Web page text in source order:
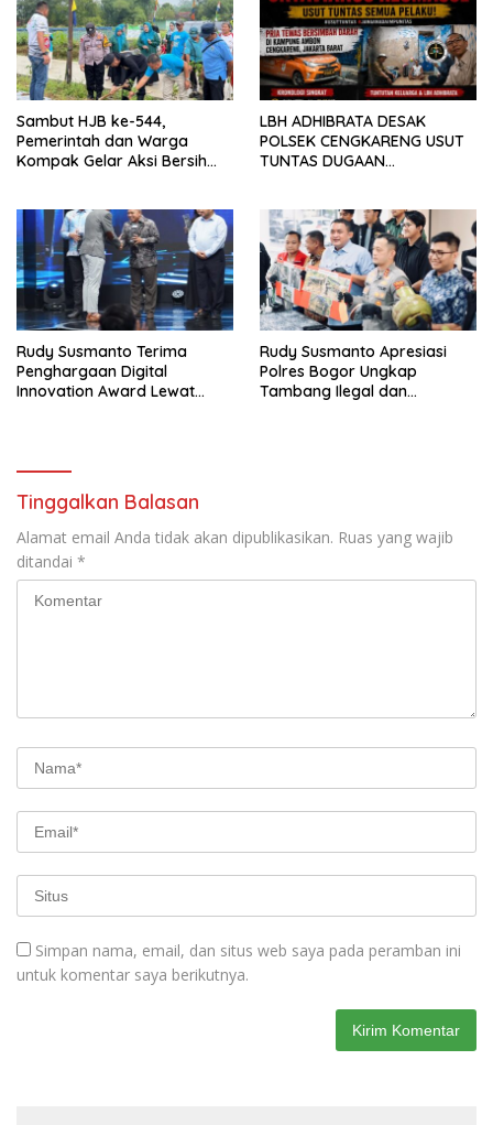
Sambut HJB ke-544,
Pemerintah dan Warga
Kompak Gelar Aksi Bersih
LBH ADHIBRATA DESAK
POLSEK CENGKARENG USUT
TUNTAS DUGAAN
Rudy Susmanto Terima
Penghargaan Digital
Innovation Award Lewat
Rudy Susmanto Apresiasi
Polres Bogor Ungkap
Tambang Ilegal dan
Tinggalkan Balasan
Alamat email Anda tidak akan dipublikasikan. Ruas yang wajib
ditandai *
Simpan nama, email, dan situs web saya pada peramban ini
untuk komentar saya berikutnya.